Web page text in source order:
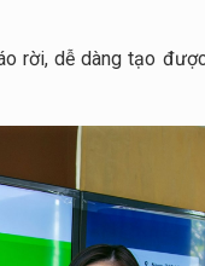
rời, dễ dàng tạo